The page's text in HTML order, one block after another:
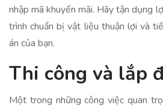
nhập mã khuyến mãi. Hãy tận dụng
trình chuẩn bị vật liệu thuận lợi và
án của bạn.
Thi công và lắp
Một trong những công việc quan